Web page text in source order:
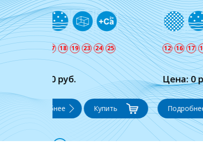
3 4 6 9 12 13 15 16 17 18 19
24
Цена: 5 880 руб.
Подробнее Купить
21